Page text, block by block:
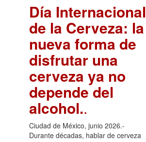
Día Internacional
de la Cerveza: la
nueva forma de
disfrutar una
cerveza ya no
depende del
alcohol..
Ciudad de México, junio 2026.-
Durante décadas, hablar de cerveza